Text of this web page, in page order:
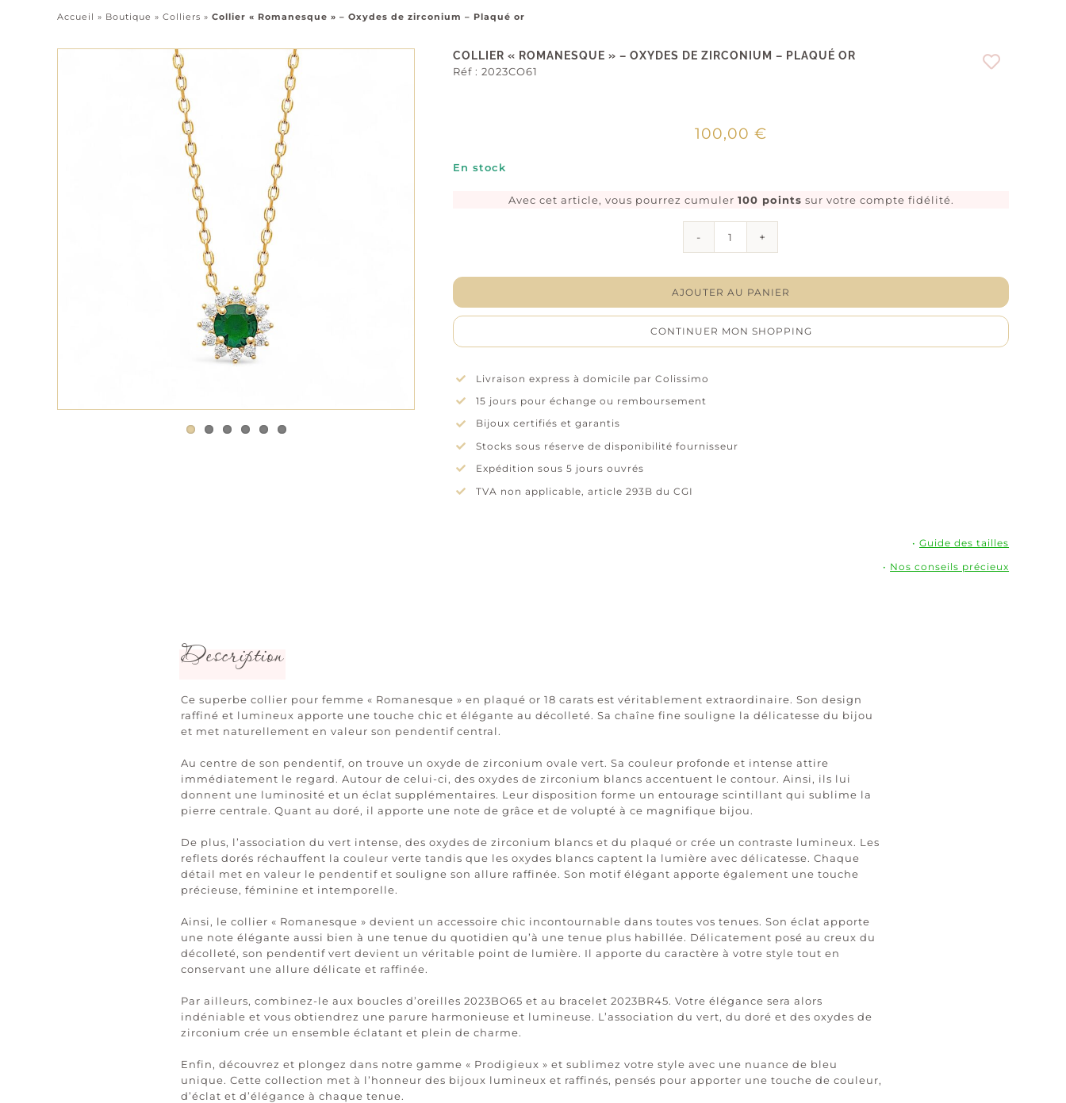
Chaînes
Tous les bijoux
Accueil » Boutique » Colliers » Collier « Romanesque » – Oxydes de zirconium – Plaqué or
COLLIER « ROMANESQUE » – OXYDES DE ZIRCONIUM – PLAQUÉ OR
Réf :2023CO61
100,00€
En stock
Avec cet article, vous pourrez cumuler 100 points sur votre compte fidélité.
"Romanesque"
-
Oxydes
AJOUTER AU PANIER
CONTINUER MON SHOPPING
Livraison express à domicile par Colissimo
15 jours pour échange ou remboursement
Bijoux certifiés et garantis
Stocks sous réserve de disponibilité fournisseur
Expédition sous 5 jours ouvrés
TVA non applicable, article 293B du CGI
•Guide des tailles
• Nos conseils précieux
Description
Ce superbe collier pour femme « Romanesque » en plaqué or 18 carats est véritablement extraordinaire. Son design
raffiné et lumineux apporte une touche chic et élégante au décolleté. Sa chaîne fine souligne la délicatesse du bijou
et met naturellement en valeur son pendentif central.
Au centre de son pendentif, on trouve un oxyde de zirconium ovale vert. Sa couleur profonde et intense attire
immédiatement le regard. Autour de celui-ci, des oxydes de zirconium blancs accentuent le contour. Ainsi, ils lui
donnent une luminosité et un éclat supplémentaires. Leur disposition forme un entourage scintillant qui sublime la
pierre centrale. Quant au doré, il apporte une note de grâce et de volupté à ce magnifique bijou.
De plus, l’association du vert intense, des oxydes de zirconium blancs et du plaqué or crée un contraste lumineux. Les
reflets dorés réchauffent la couleur verte tandis que les oxydes blancs captent la lumière avec délicatesse. Chaque
détail met en valeur le pendentif et souligne son allure raffinée. Son motif élégant apporte également une touche
précieuse, féminine et intemporelle.
Ainsi, le collier « Romanesque » devient un accessoire chic incontournable dans toutes vos tenues. Son éclat apporte
une note élégante aussi bien à une tenue du quotidien qu’à une tenue plus habillée. Délicatement posé au creux du
décolleté, son pendentif vert devient un véritable point de lumière. Il apporte du caractère à votre style tout en
conservant une allure délicate et raffinée.
Par ailleurs, combinez-le aux boucles d’oreilles 2023BO65 et au bracelet 2023BR45. Votre élégance sera alors
indéniable et vous obtiendrez une parure harmonieuse et lumineuse. L’association du vert, du doré et des oxydes de
zirconium crée un ensemble éclatant et plein de charme.
Enfin, découvrez et plongez dans notre gamme « Prodigieux » et sublimez votre style avec une nuance de bleu
unique. Cette collection met à l’honneur des bijoux lumineux et raffinés, pensés pour apporter une touche de couleur,
d’éclat et d’élégance à chaque tenue.